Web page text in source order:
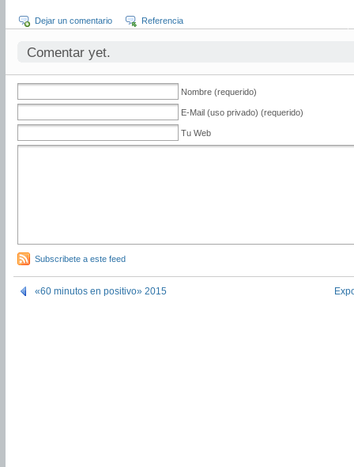
Dejar un comentario Referencia
Comentar yet.
Nombre (requerido)
E-Mail (uso privado) (requerido)
Tu Web
Subscribete a este feed
«60 minutos en positivo» 2015